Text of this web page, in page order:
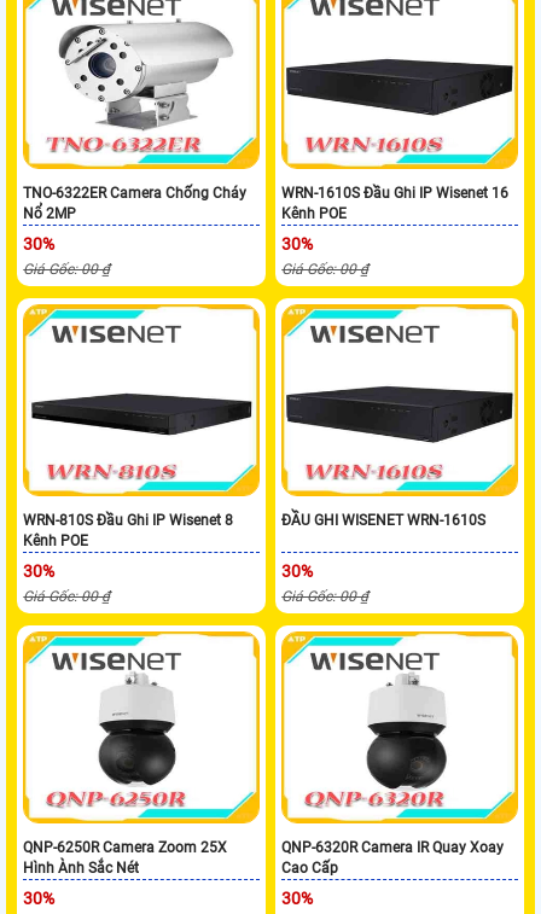
TNO-6322ER Camera Chống Cháy
Nổ 2MP
30%
Giá Gốc: 00 ₫
WRN-1610S Đầu Ghi IP Wisenet 16
Kênh POE
30%
Giá Gốc: 00 ₫
WRN-810S Đầu Ghi IP Wisenet 8
Kênh POE
30%
Giá Gốc: 00 ₫
ĐẦU GHI WISENET WRN-1610S
30%
Giá Gốc: 00 ₫
QNP-6250R Camera Zoom 25X
Hình Ành Sắc Nét
30%
QNP-6320R Camera IR Quay Xoay
Cao Cấp
30%